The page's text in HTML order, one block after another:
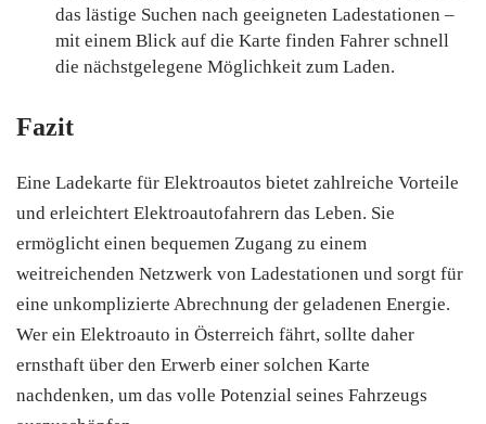
das lästige Suchen nach geeigneten Ladestationen –
mit einem Blick auf die Karte finden Fahrer schnell
die nächstgelegene Möglichkeit zum Laden.
Fazit
Eine Ladekarte für Elektroautos bietet zahlreiche Vorteile
und erleichtert Elektroautofahrern das Leben. Sie
ermöglicht einen bequemen Zugang zu einem
weitreichenden Netzwerk von Ladestationen und sorgt für
eine unkomplizierte Abrechnung der geladenen Energie.
Wer ein Elektroauto in Österreich fährt, sollte daher
ernsthaft über den Erwerb einer solchen Karte
nachdenken, um das volle Potenzial seines Fahrzeugs